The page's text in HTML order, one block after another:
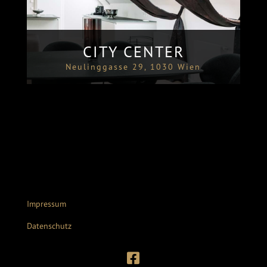
CITY CENTER
Neulinggasse 29, 1030 Wien
Impressum
Datenschutz
